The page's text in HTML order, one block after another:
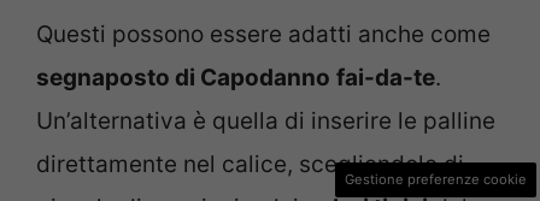
Questi possono essere adatti anche come
segnaposto di Capodanno fai-da-te.
Un’alternativa è quella di inserire le palline
direttamente nel calice, scegliendole di
Gestione preferenze cookie